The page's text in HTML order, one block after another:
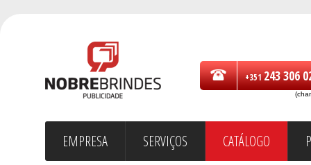
+351243 306
EMPRESA SERVIÇOS CATÁLOGO